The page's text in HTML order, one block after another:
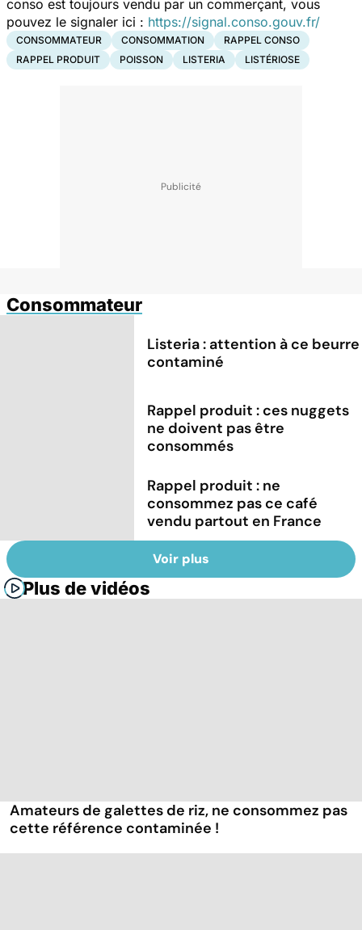
conso est toujours vendu par un commerçant, vous
pouvez le signaler ici : https://signal.conso.gouv.fr/
CONSOMMATEUR CONSOMMATION
RAPPEL CONSO
RAPPEL PRODUIT
POISSON LISTERIA LISTÉRIOSE
Consommateur
Listeria : attention à ce beurre
contaminé
Rappel produit : ces nuggets
ne doivent pas être
consommés
Rappel produit : ne
consommez pas ce café
vendu partout en France
Voir plus
Plus de vidéos
Amateurs de galettes de riz, ne consommez pas
cette référence contaminée !